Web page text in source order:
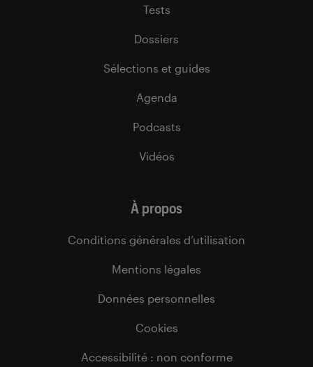
Tests
Dossiers
Sélections et guides
Agenda
Podcasts
Vidéos
À propos
Conditions générales d’utilisation
Mentions légales
Données personnelles
Cookies
Accessibilité : non conforme